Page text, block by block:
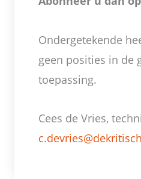
Ondergetekende
geen posities in de
toepassing.
Cees de Vries,